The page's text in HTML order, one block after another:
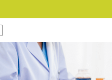
選べます。
たします。
働けます。
勤務します。